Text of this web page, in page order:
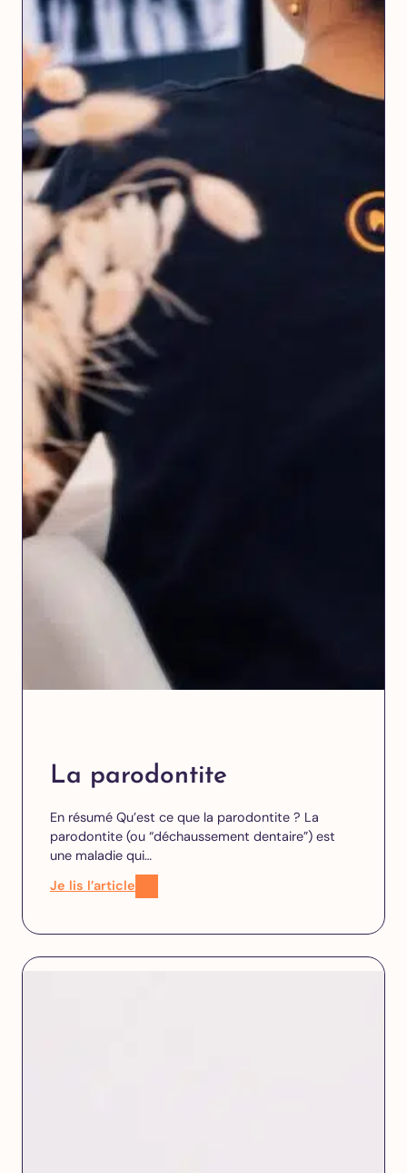
La parodontite
En résumé Qu’est ce que la parodontite ? La
parodontite (ou “déchaussement dentaire”) est
une maladie qui…
Je lis l’article